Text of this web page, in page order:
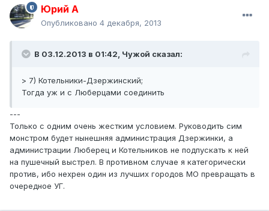
Юрий А
Опубликовано 4 декабря, 2013
В 03.12.2013 в 01:42, Чужой сказал:
> 7) Котельники-Дзержинский;
Тогда уж и с Люберцами соединить
---
Только с одним очень жестким условием. Руководить сим
монстром будет нынешняя администрация Дзержинки, а
администрации Люберец и Котельников не подпускать к ней
на пушечный выстрел. В противном случае я категорически
против, ибо нехрен один из лучших городов МО превращать в
очередное УГ.